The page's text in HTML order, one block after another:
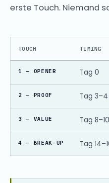
erste Touch. Niemand
TOUCH TIMING
1 — OPENER Tag 0
2 — PROOF Tag 3–4
3 — VALUE Tag 8–10
4 — BREAK-UP Tag